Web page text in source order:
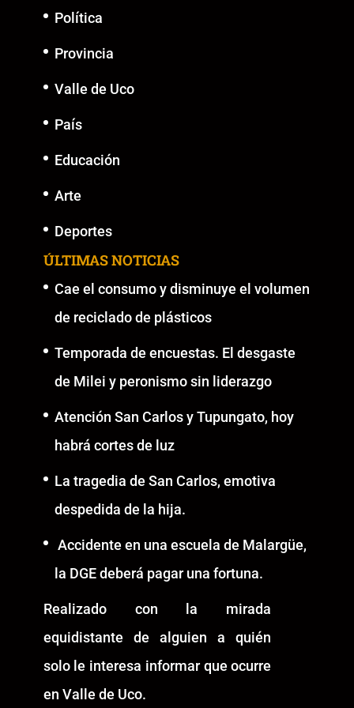
Política
Provincia
Valle de Uco
País
Educación
Arte
Deportes
ÚLTIMAS NOTICIAS
Cae el consumo y disminuye el volumen
de reciclado de plásticos
Temporada de encuestas. El desgaste
de Milei y peronismo sin liderazgo
Atención San Carlos y Tupungato, hoy
habrá cortes de luz
La tragedia de San Carlos, emotiva
despedida de la hija.
Accidente en una escuela de Malargüe,
la DGE deberá pagar una fortuna.
Realizado con la mirada
equidistante de alguien a quién
solo le interesa informar que ocurre
en Valle de Uco.